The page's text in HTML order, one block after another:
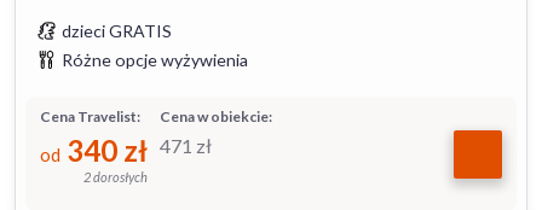
dzieci GRATIS
Różne opcje wyżywienia
Cena w obiekcie:
471 zł
Cena Travelist:
od 340 zł
2 dorosłych